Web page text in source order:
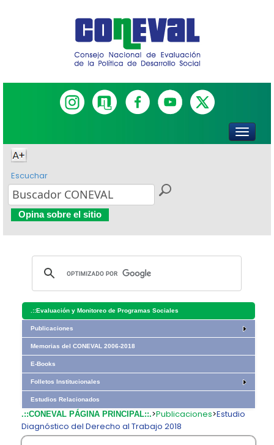
Escuchar
Opina sobre el sitio
.::Evaluación y Monitoreo de Programas Sociales
Publicaciones
Memorias del CONEVAL 2006-2018
E-Books
Folletos Institucionales
Estudios Relacionados
.::CONEVAL PÁGINA PRINCIPAL::.>Publicaciones>Estudio ​
Diagnóstico del Derecho al Trabajo 2018